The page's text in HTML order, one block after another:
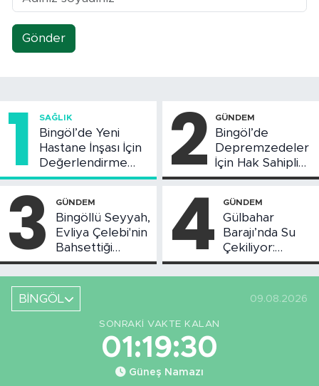
Gönder
1 SAĞLIK
Bingöl’de Yeni
Hastane İnşası İçin
Değerlendirme
Toplantısı Yapıldı
2 GÜNDEM
Bingöl’de
Depremzedeler
İçin Hak Sahipliği
Askı Süreci
3 GÜNDEM
Bingöllü Seyyah,
Evliya Çelebi'nin
Bahsettiği
Bingöl'deki O
Yeri Görüntüledi
4 GÜNDEM
Gülbahar
Barajı’nda Su
Çekiliyor:
Piknikçi Sayısı
Azaldı
BİNGÖL
09.08.2026
SONRAKI VAKTE KALAN
01:19:29
Güneş Namazı